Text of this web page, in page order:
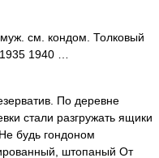
см. кондом. Толковый
1940 …
По деревне
стали разгружать ящики
будь гондоном
штопаный От